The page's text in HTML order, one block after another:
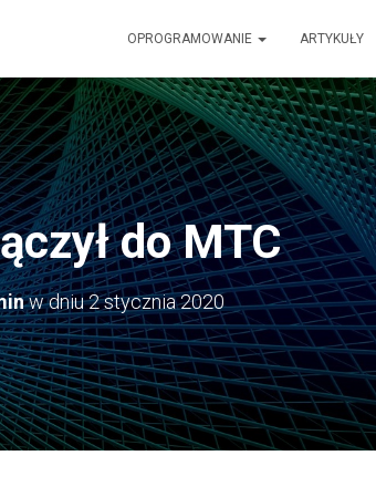
OPROGRAMOWANIE ARTYKUŁY
do MTC
w dniu2 stycznia 2020